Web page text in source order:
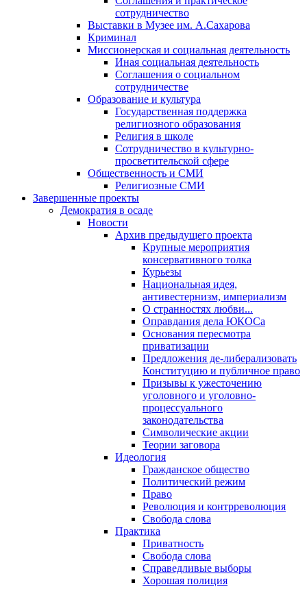
сотрудничество
Выставки в Музее им. А.Сахарова
Криминал
Миссионерская и социальная деятельность
Иная социальная деятельность
Соглашения о социальном
сотрудничестве
Образование и культура
Государственная поддержка
религиозного образования
Религия в школе
Сотрудничество в культурно-
просветительской сфере
Общественность и СМИ
Религиозные СМИ
Завершенные проекты
Демократия в осаде
Новости
Архив предыдущего проекта
Крупные мероприятия
консервативного толка
Курьезы
Национальная идея,
антивестернизм, империализм
О странностях любви...
Оправдания дела ЮКОСа
Основания пересмотра
приватизации
Предложения де-либерализовать
Конституцию и публичное право
Призывы к ужесточению
уголовного и уголовно-
процессуального
законодательства
Символические акции
Теории заговора
Идеология
Гражданское общество
Политический режим
Право
Революция и контрреволюция
Свобода слова
Практика
Приватность
Свобода слова
Справедливые выборы
Хорошая полиция